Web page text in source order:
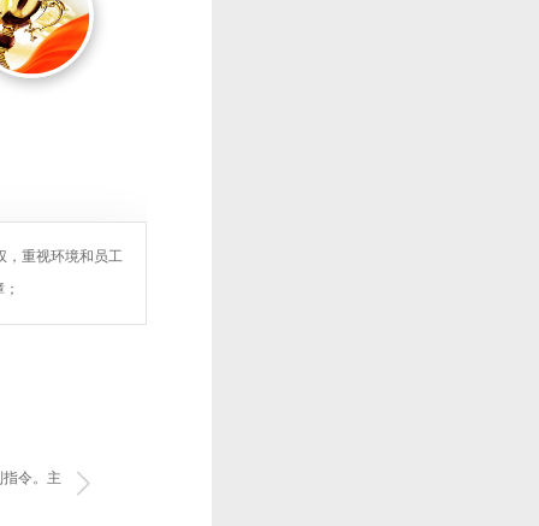
，重视环境和员工
令。主